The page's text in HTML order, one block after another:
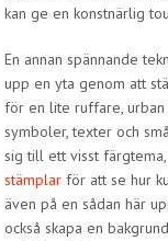
kan ge en konstnärlig
En annan spännande
upp en yta genom att
för en lite ruffare, urban
symboler, texter och
sig till ett visst
stämplarför att se hur
även på en sådan här
också skapa en